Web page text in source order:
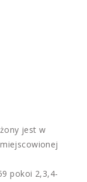
jest w
pokoi 2,3,4-